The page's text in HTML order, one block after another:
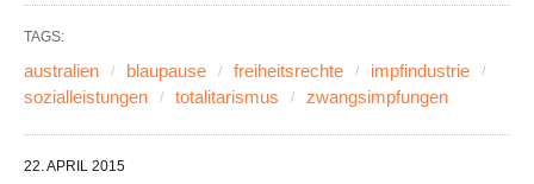
TAGS:
australien blaupause freiheitsrechte
impfindustrie
sozialleistungen
totalitarismus zwangsimpfungen
22. APRIL 2015